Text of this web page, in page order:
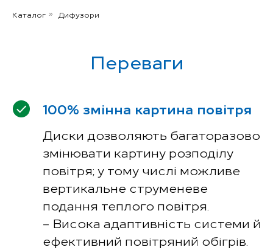
Каталог » Дифузори
Переваги
100% змінна картина повітря
Диски дозволяють багаторазово
змінювати картину розподілу
повітря; у тому числі можливе
вертикальне струменеве
подання теплого повітря.
– Висока адаптивність системи й
ефективний повітряний обігрів.